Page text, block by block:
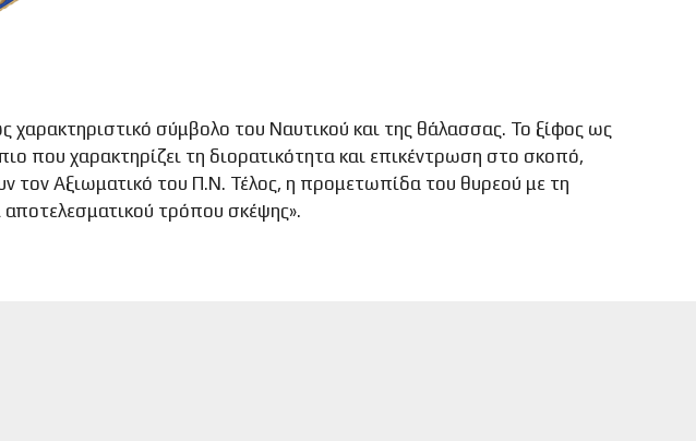
σύμβολο του Ναυτικού και της θάλασσας. Το ξίφος ως
που χαρακτηρίζει τη διορατικότητα και επικέντρωση στο σκοπό,
τον Αξιωματικό του Π.Ν. Τέλος, η προμετωπίδα του θυρεού με τη
αποτελεσματικού τρόπου σκέψης».